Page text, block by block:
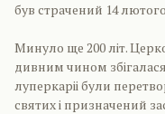
був страчений 14
Минуло ще 200 літ.
дивним чином
луперкаріі були
святих і призначений